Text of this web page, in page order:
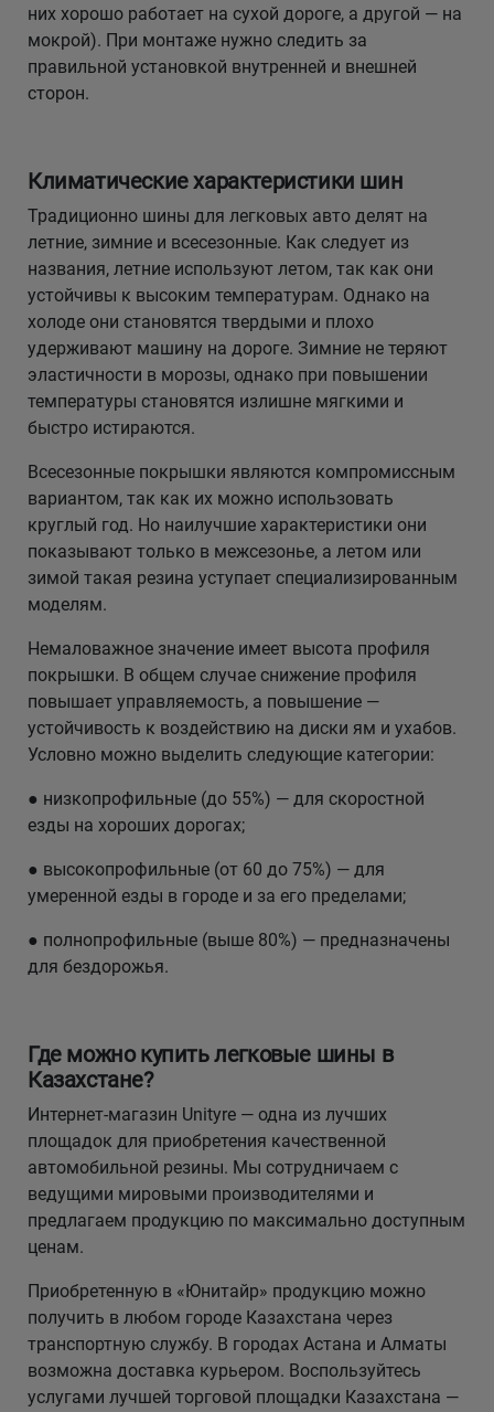
них хорошо работает на сухой дороге, а другой — на
мокрой). При монтаже нужно следить за
правильной установкой внутренней и внешней
сторон.
Климатические характеристики шин
Традиционно шины для легковых авто делят на
летние, зимние и всесезонные. Как следует из
названия, летние используют летом, так как они
устойчивы к высоким температурам. Однако на
холоде они становятся твердыми и плохо
удерживают машину на дороге. Зимние не теряют
эластичности в морозы, однако при повышении
температуры становятся излишне мягкими и
быстро истираются.
Всесезонные покрышки являются компромиссным
вариантом, так как их можно использовать
круглый год. Но наилучшие характеристики они
показывают только в межсезонье, а летом или
зимой такая резина уступает специализированным
моделям.
Немаловажное значение имеет высота профиля
покрышки. В общем случае снижение профиля
повышает управляемость, а повышение —
устойчивость к воздействию на диски ям и ухабов.
Условно можно выделить следующие категории:
● низкопрофильные (до 55%) — для скоростной
езды на хороших дорогах;
● высокопрофильные (от 60 до 75%) — для
умеренной езды в городе и за его пределами;
● полнопрофильные (выше 80%) — предназначены
для бездорожья.
Где можно купить легковые шины в
Казахстане?
Интернет-магазин Unityre — одна из лучших
площадок для приобретения качественной
автомобильной резины. Мы сотрудничаем с
ведущими мировыми производителями и
предлагаем продукцию по максимально доступным
ценам.
Приобретенную в «Юнитайр» продукцию можно
получить в любом городе Казахстана через
транспортную службу. В городах Астана и Алматы
возможна доставка курьером. Воспользуйтесь
услугами лучшей торговой площадки Казахстана —